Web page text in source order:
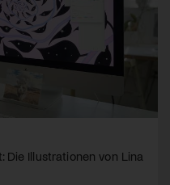
Die Illustrationen von Lina